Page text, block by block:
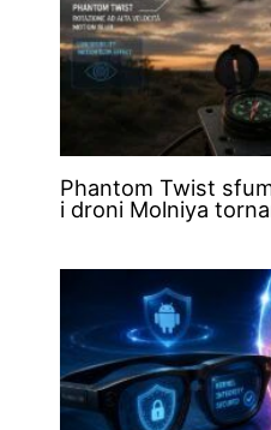
Phantom Twist
i droni Molniya